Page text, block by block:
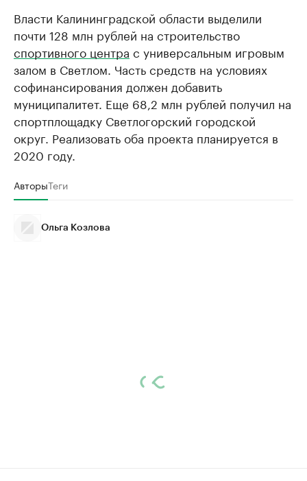
Власти Калининградской области выделили
почти 128 млн рублей на строительство
спортивного центра с универсальным игровым
залом в Светлом. Часть средств на условиях
софинансирования должен добавить
муниципалитет. Еще 68,2 млн рублей получил на
спортплощадку Светлогорский городской
округ. Реализовать оба проекта планируется в
2020 году.
АвторыТеги
Ольга Козлова